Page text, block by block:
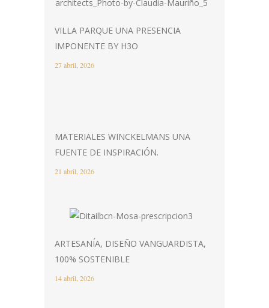
VILLA PARQUE UNA PRESENCIA
IMPONENTE BY H3O
27 abril, 2026
MATERIALES WINCKELMANS UNA
FUENTE DE INSPIRACIÓN.
21 abril, 2026
ARTESANÍA, DISEÑO VANGUARDISTA,
100% SOSTENIBLE
14 abril, 2026